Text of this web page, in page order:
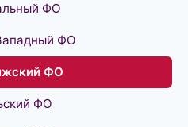
ФО
ФО
ФО
ФО